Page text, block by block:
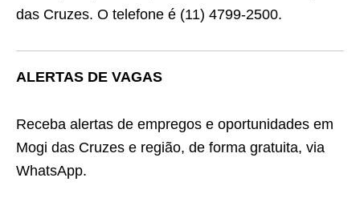
das Cruzes. O telefone é (11) 4799-2500.
ALERTAS DE VAGAS
Receba alertas de empregos e oportunidades em
Mogi das Cruzes e região, de forma gratuita, via
WhatsApp.